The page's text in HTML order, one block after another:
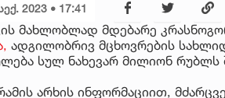
2023 • 17:41
მახლობლად მდებარე
ადგილობრივ მცხოვრების
სულ ნახევარ მილიონ რუბლს
არხის ინფორმაციით,